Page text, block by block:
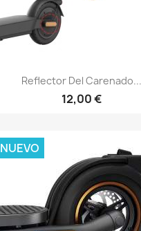
Reflector Del Carenado...
12,00 €
NUEVO